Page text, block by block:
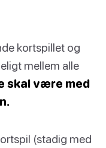
kortspillet og
mellem alle
skal være med
(stadig med